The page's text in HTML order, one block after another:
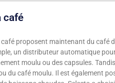
café
proposent maintenant du café
un distributeur automatique
moulu ou des capsules.
du café moulu. Il est également